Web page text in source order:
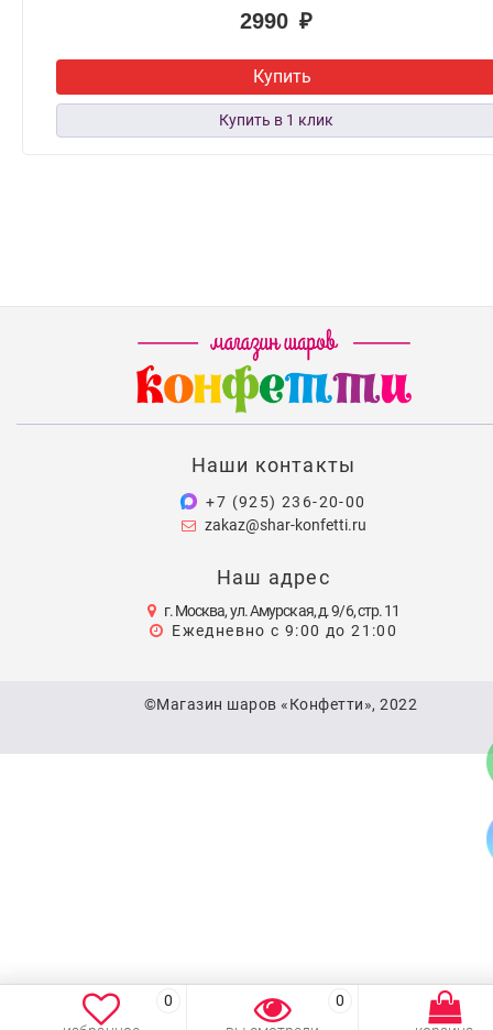
2990 ₽
Купить
Наши контакты
+7 (925) 236-20-00
zakaz@shar-konfetti.ru
Наш адрес
г. Москва, ул. Амурская, д. 9/6, стр. 11
Ежедневно с 9:00 до 21:00
©Магазин шаров «Конфетти», 2022
0
0